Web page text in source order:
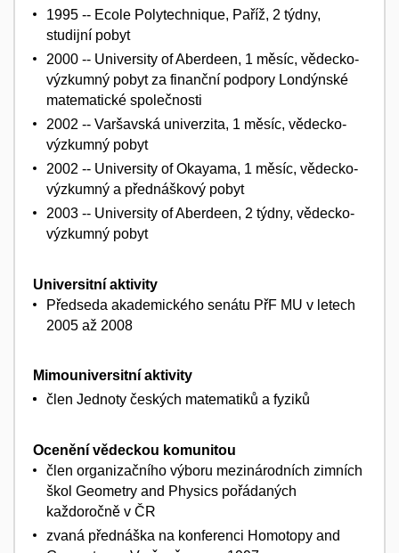
1995 -- Ecole Polytechnique, Paříž, 2 týdny,
studijní pobyt
2000 -- University of Aberdeen, 1 měsíc, vědecko-
výzkumný pobyt za finanční podpory Londýnské
matematické společnosti
2002 -- Varšavská univerzita, 1 měsíc, vědecko-
výzkumný pobyt
2002 -- University of Okayama, 1 měsíc, vědecko-
výzkumný a přednáškový pobyt
2003 -- University of Aberdeen, 2 týdny, vědecko-
výzkumný pobyt
Universitní aktivity
Předseda akademického senátu PřF MU v letech
2005 až 2008
Mimouniversitní aktivity
člen Jednoty českých matematiků a fyziků
Ocenění vědeckou komunitou
člen organizačního výboru mezinárodních zimních
škol Geometry and Physics pořádaných
každoročně v ČR
zvaná přednáška na konferenci Homotopy and